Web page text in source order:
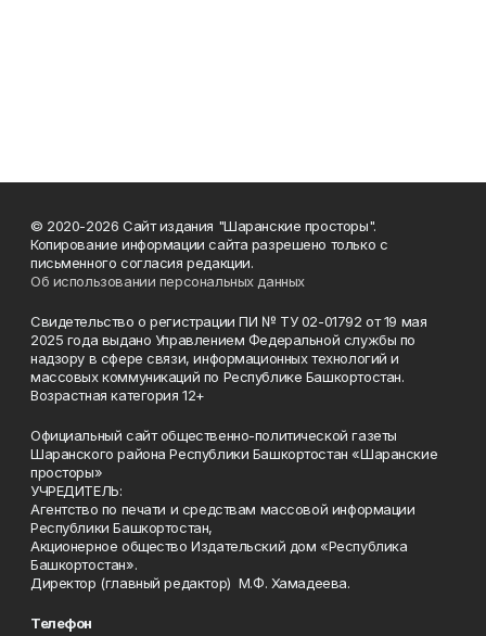
© 2020-2026 Сайт издания "Шаранские просторы".
Копирование информации сайта разрешено только с
письменного согласия редакции.
Об использовании персональных данных
Свидетельство о регистрации ПИ № ТУ 02-01792 от 19 мая
2025 года выдано Управлением Федеральной службы по
надзору в сфере связи, информационных технологий и
массовых коммуникаций по Республике Башкортостан.
Возрастная категория 12+
Официальный сайт общественно-политической газеты
Шаранского района Республики Башкортостан «Шаранские
просторы»
УЧРЕДИТЕЛЬ:
Агентство по печати и средствам массовой информации
Республики Башкортостан,
Акционерное общество Издательский дом «Республика
Башкортостан».
Директор (главный редактор) М.Ф. Хамадеева.
Телефон